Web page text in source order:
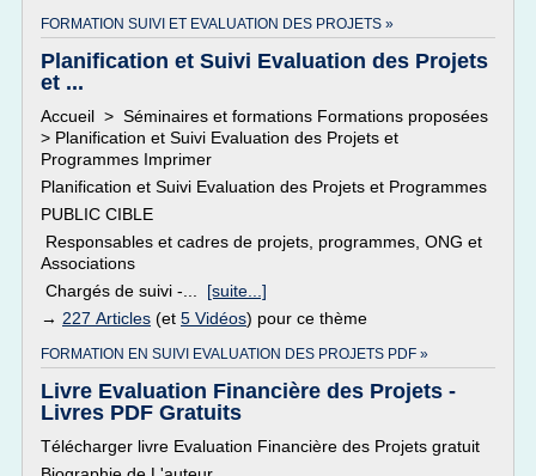
FORMATION SUIVI ET EVALUATION DES PROJETS »
Planification et Suivi Evaluation des Projets
et ...
Accueil > Séminaires et formations Formations proposées
> Planification et Suivi Evaluation des Projets et
Programmes Imprimer
Planification et Suivi Evaluation des Projets et Programmes
PUBLIC CIBLE
Responsables et cadres de projets, programmes, ONG et
Associations
Chargés de suivi -... [suite...]
→ 227 Articles (et 5 Vidéos) pour ce thème
FORMATION EN SUIVI EVALUATION DES PROJETS PDF »
Livre Evaluation Financière des Projets -
Livres PDF Gratuits
Télécharger livre Evaluation Financière des Projets gratuit